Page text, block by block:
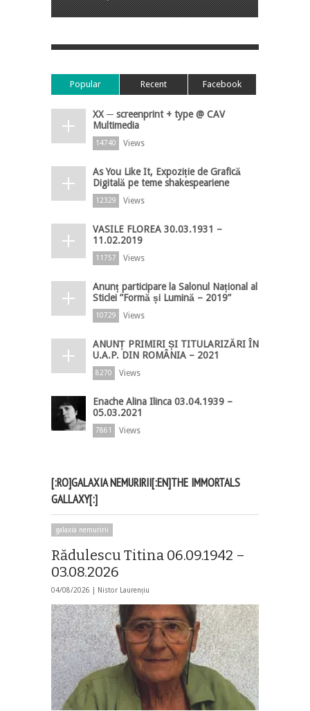
Popular Recent Facebook
XX ─ screenprint + type @ CAV
Multimedia
14740 Views
As You Like It, Expoziție de Grafică
Digitală pe teme shakespeariene
12329 Views
VASILE FLOREA 30.03.1931 –
11.02.2019
11757 Views
Anunț participare la Salonul Național al
Sticlei ”Formă și Lumină – 2019”
10729 Views
ANUNȚ PRIMIRI ȘI TITULARIZĂRI ÎN
U.A.P. DIN ROMÂNIA – 2021
8270 Views
Enache Alina Ilinca 03.04.1939 –
05.03.2021
7861 Views
[:RO]GALAXIA NEMURIRII[:EN]THE IMMORTALS
GALLAXY[:]
galaxia nemuririi
Rădulescu Titina 06.09.1942 –
03.08.2026
04/08/2026 | Nistor Laurențiu